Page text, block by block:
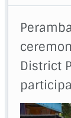
District